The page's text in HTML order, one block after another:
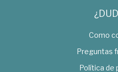
Como
Preguntas
Política de